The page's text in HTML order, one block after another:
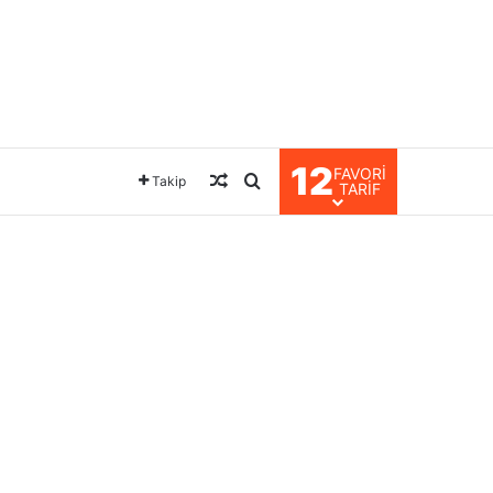
Takip Rastgele Makale
Arama yap ...
12FAVORI
TARIF